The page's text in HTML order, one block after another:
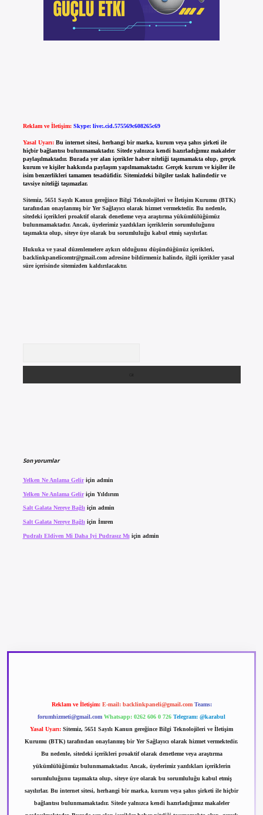
Reklam ve İletişim: Skype: live:.cid.575569c608265c69
Yasal Uyarı: Bu internet sitesi, herhangi bir marka, kurum veya şahıs şirketi ile
hiçbir bağlantısı bulunmamaktadır. Sitede yalnızca kendi hazırladığımız makaleler
paylaşılmaktadır. Burada yer alan içerikler haber niteliği taşımamakta olup, gerçek
kurum ve kişiler hakkında paylaşım yapılmamaktadır. Gerçek kurum ve kişiler ile
isim benzerlikleri tamamen tesadüfidir. Sitemizdeki bilgiler taslak halindedir ve
tavsiye niteliği taşımazlar.
Sitemiz, 5651 Sayılı Kanun gereğince Bilgi Teknolojileri ve İletişim Kurumu (BTK)
tarafından onaylanmış bir Yer Sağlayıcı olarak hizmet vermektedir. Bu nedenle,
sitedeki içerikleri proaktif olarak denetleme veya araştırma yükümlülüğümüz
bulunmamaktadır. Ancak, üyelerimiz yazdıkları içeriklerin sorumluluğunu
taşımakta olup, siteye üye olarak bu sorumluluğu kabul etmiş sayılırlar.
Hukuka ve yasal düzenlemelere aykırı olduğunu düşündüğünüz içerikleri,
backlinkpanelicomtr@gmail.comadresine bildirmeniz halinde, ilgili içerikler yasal
süre içerisinde sitemizden kaldırılacaktır.
Son yorumlar
Yelken Ne Anlama Geliriçin admin
Yelken Ne Anlama Geliriçin Yıldırım
Salt Galata Nereye Bağlıiçin admin
Salt Galata Nereye Bağlı için İmren
Pudralı Eldiven Mi Daha Iyi Pudrasız Mı için admin
Reklam ve İletişim: E-mail: backlinkpaneli@gmail.com Teams:
forumhizmeti@gmail.com Whatsapp: 0262 606 0 726 Telegram: @karabul
Yasal Uyarı: Sitemiz, 5651 Sayılı Kanun gereğince Bilgi Teknolojileri ve İletişim
Kurumu (BTK) tarafından onaylanmış bir Yer Sağlayıcı olarak hizmet vermektedir.
Bu nedenle, sitedeki içerikleri proaktif olarak denetleme veya araştırma
yükümlülüğümüz bulunmamaktadır. Ancak, üyelerimiz yazdıkları içeriklerin
sorumluluğunu taşımakta olup, siteye üye olarak bu sorumluluğu kabul etmiş
sayılırlar. Bu internet sitesi, herhangi bir marka, kurum veya şahıs şirketi ile hiçbir
bağlantısı bulunmamaktadır. Sitede yalnızca kendi hazırladığımız makaleler